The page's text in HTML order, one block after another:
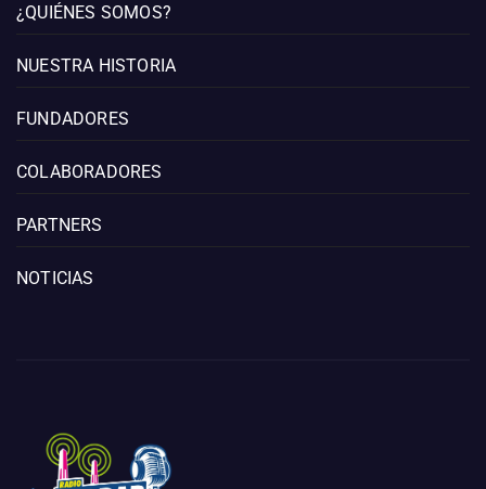
¿QUIÉNES SOMOS?
NUESTRA HISTORIA
FUNDADORES
COLABORADORES
PARTNERS
NOTICIAS